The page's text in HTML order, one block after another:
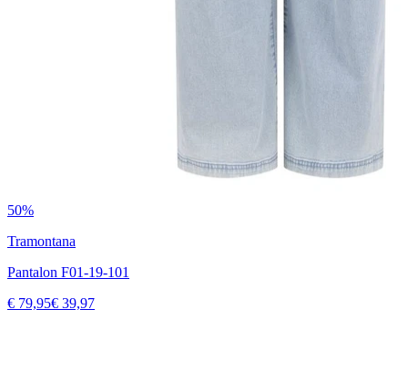
50%
Tramontana
Pantalon F01-19-101
€ 79,95€ 39,97